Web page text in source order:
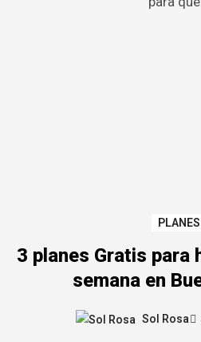
PLANES
3 planes Gratis para
semana en
Sol Rosa